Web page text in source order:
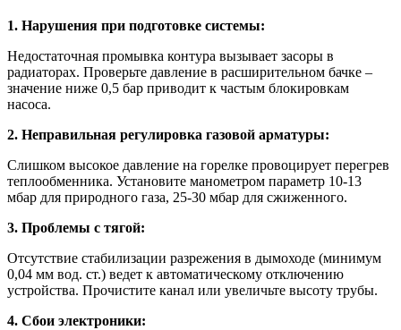
1. Нарушения при подготовке системы:
Недостаточная промывка контура вызывает засоры в
радиаторах. Проверьте давление в расширительном бачке –
значение ниже 0,5 бар приводит к частым блокировкам
насоса.
2. Неправильная регулировка газовой арматуры:
Слишком высокое давление на горелке провоцирует перегрев
теплообменника. Установите манометром параметр 10-13
мбар для природного газа, 25-30 мбар для сжиженного.
3. Проблемы с тягой:
Отсутствие стабилизации разрежения в дымоходе (минимум
0,04 мм вод. ст.) ведет к автоматическому отключению
устройства. Прочистите канал или увеличьте высоту трубы.
4. Сбои электроники: